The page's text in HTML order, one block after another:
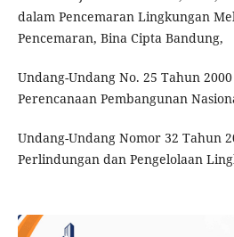
dalam Pencemaran Lingkungan
Pencemaran, Bina Cipta Bandung,
Undang-Undang No. 25 Tahun
Perencanaan Pembangunan
Undang-Undang Nomor 32 Tahun
Perlindungan dan Pengelolaan